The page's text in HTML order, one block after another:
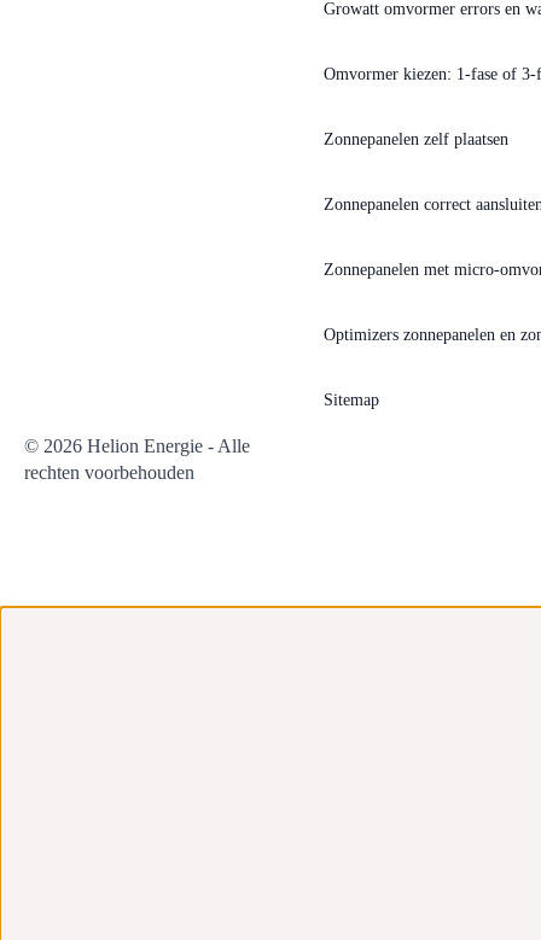
Growatt omvormer errors en
Omvormer kiezen: 1-fase of 3-
Zonnepanelen zelf plaatsen
Zonnepanelen correct
Zonnepanelen met micro-
Optimizers zonnepanelen en
Sitemap
© 2026 Helion Energie - Alle
rechten voorbehouden